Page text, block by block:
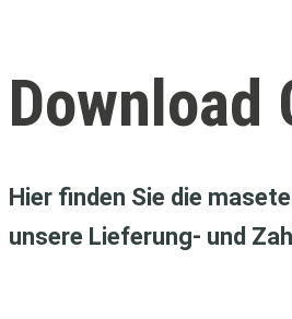
Download
Hier finden Sie die
unsere Lieferung- und